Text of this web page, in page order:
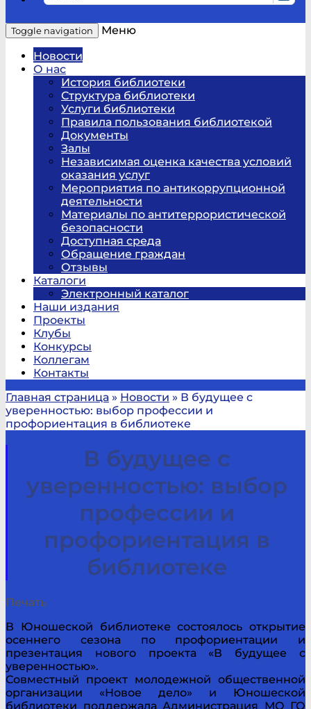
Toggle navigation
Меню
Новости
О нас
История библиотеки
Структура библиотеки
Услуги библиотеки
Правила пользования библиотекой
Документы
Залы
Независимая оценка качества условий
оказания услуг
Мероприятия по антикоррупционной
деятельности
Материалы по антитеррористической
безопасности
Доступная среда
Обращение граждан
Отзывы
Каталоги
Электронный каталог
Наши издания
Проекты
Клубы
Конкурсы
Коллегам
Контакты
Главная страница » Новости » В будущее с
уверенностью: выбор профессии и
профориентация в библиотеке
В будущее с
уверенностью: выбор
профессии и
профориентация в
библиотеке
Печать
В Юношеской библиотеке состоялось открытие
осеннего сезона по профориентации и
презентация нового проекта «В будущее с
уверенностью».
Совместный проект молодежной общественной
организации «Новое дело» и Юношеской
библиотеки поддержала Администрация МО ГО